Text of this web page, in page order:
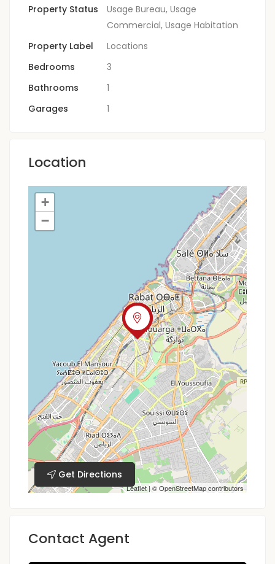
Property Status Usage Bureau, Usage
Commercial, Usage Habitation
Property Label
Locations
Bedrooms
3
Bathrooms
1
Garages
1
Location
+
−
Leaflet| ©OpenStreetMapcontributors
Get Directions
Contact Agent